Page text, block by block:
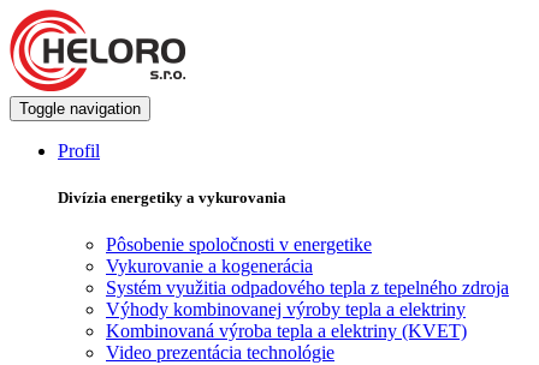
Toggle navigation
Profil
Divízia energetiky a vykurovania
Pôsobenie spoločnosti v energetike
Vykurovanie a kogenerácia
Systém využitia odpadového tepla z tepelného zdroja
Výhody kombinovanej výroby tepla a elektriny
Kombinovaná výroba tepla a elektriny (KVET)
Video prezentácia technológie